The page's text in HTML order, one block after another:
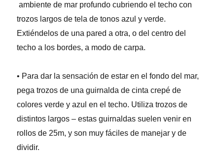
ambiente de mar profundo cubriendo el techo con
trozos largos de tela de tonos azul y verde.
Extiéndelos de una pared a otra, o del centro del
techo a los bordes, a modo de carpa.
• Para dar la sensación de estar en el fondo del mar,
pega trozos de una guirnalda de cinta crepé de
colores verde y azul en el techo. Utiliza trozos de
distintos largos – estas guirnaldas suelen venir en
rollos de 25m, y son muy fáciles de manejar y de
dividir.